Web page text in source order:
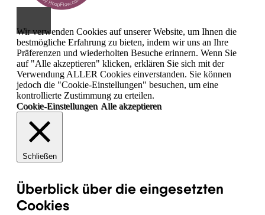
Wir verwenden Cookies auf unserer Website, um Ihnen die
bestmögliche Erfahrung zu bieten, indem wir uns an Ihre
Präferenzen und wiederholten Besuche erinnern. Wenn Sie
auf "Alle akzeptieren" klicken, erklären Sie sich mit der
Verwendung ALLER Cookies einverstanden. Sie können
jedoch die "Cookie-Einstellungen" besuchen, um eine
kontrollierte Zustimmung zu erteilen.
Cookie-Einstellungen Alle akzeptieren
Schließen
Überblick über die eingesetzten
Cookies